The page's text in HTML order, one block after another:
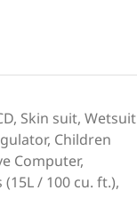
Skin suit, Wetsuit
Children
Computer,
/ 100 cu. ft.),